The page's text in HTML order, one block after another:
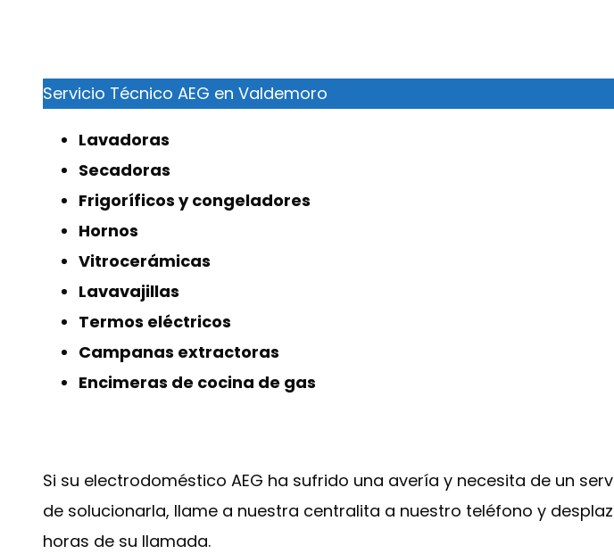
Servicio Técnico AEG en Valdemoro
Lavadoras
Secadoras
Frigoríficos y congeladores
Hornos
Vitrocerámicas
Lavavajillas
Termos eléctricos
Campanas extractoras
Encimeras de cocina de gas
Si su electrodoméstico AEG ha sufrido una avería y necesita de un
de solucionarla, llame a nuestra centralita a nuestro teléfono y
horas de su llamada.